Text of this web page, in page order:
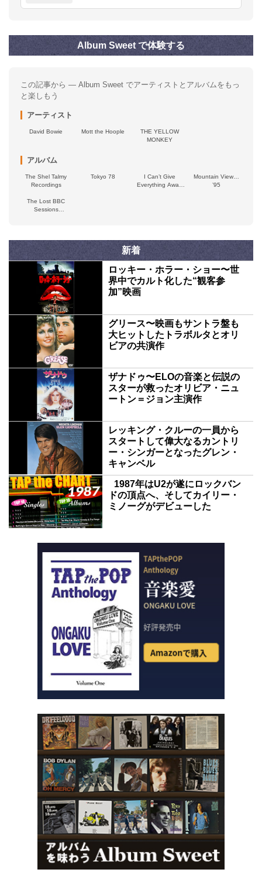
Album Sweet で体験する
この記事から — Album Sweet でアーティストとアルバムをもっ
と楽しもう
アーティスト
David Bowie Mott the Hoople
THE YELLOW
MONKEY
アルバム
The Shel Talmy
Recordings
Tokyo 78
I Can’t Give
Everything Away
Mountain View…
’95
The Lost BBC
Sessions
新着
ロッキー・ホラー・ショー〜世
界中でカルト化した“観客参
加”映画
グリース〜映画もサントラ盤も
大ヒットしたトラボルタとオリ
ビアの共演作
ザナドゥ〜ELOの音楽と伝説の
スターが救ったオリビア・ニュ
ートン＝ジョン主演作
レッキング・クルーの一員から
スタートして偉大なるカントリ
ー・シンガーとなったグレン・
キャンベル
1987年はU2が遂にロックバン
ドの頂点へ、そしてカイリー・
ミノーグがデビューした